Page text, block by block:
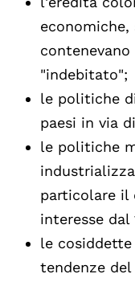
"indebitato";
le politiche
paesi in via
le politiche
particolare il
interesse dal
le cosiddette
tendenze